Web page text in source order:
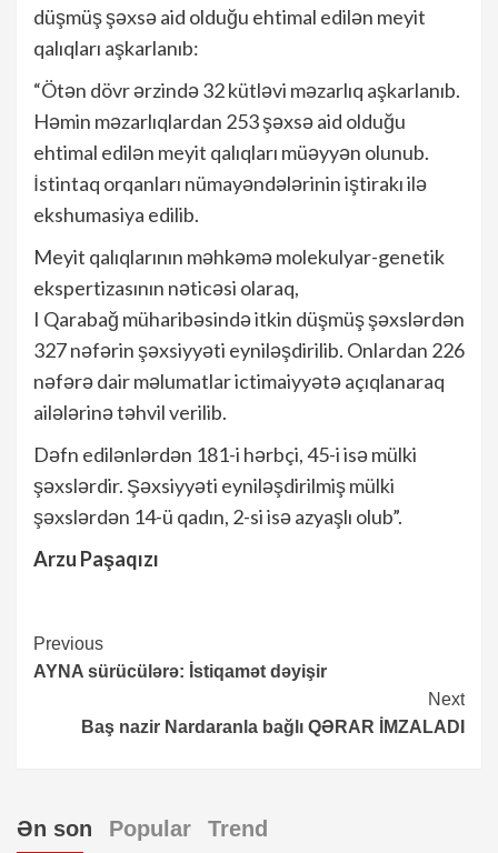
düşmüş şəxsə aid olduğu ehtimal edilən meyit
qalıqları aşkarlanıb:
“Ötən dövr ərzində 32 kütləvi məzarlıq aşkarlanıb.
Həmin məzarlıqlardan 253 şəxsə aid olduğu
ehtimal edilən meyit qalıqları müəyyən olunub.
İstintaq orqanları nümayəndələrinin iştirakı ilə
ekshumasiya edilib.
Meyit qalıqlarının məhkəmə molekulyar-genetik
ekspertizasının nəticəsi olaraq,
I Qarabağ müharibəsində itkin düşmüş şəxslərdən
327 nəfərin şəxsiyyəti eyniləşdirilib. Onlardan 226
nəfərə dair məlumatlar ictimaiyyətə açıqlanaraq
ailələrinə təhvil verilib.
Dəfn edilənlərdən 181-i hərbçi, 45-i isə mülki
şəxslərdir. Şəxsiyyəti eyniləşdirilmiş mülki
şəxslərdən 14-ü qadın, 2-si isə azyaşlı olub”.
Arzu Paşaqızı
Continue
Reading
Previous
AYNA sürücülərə: İstiqamət dəyişir
Next
Baş nazir Nardaranla bağlı QƏRAR İMZALADI
Ən son Popular Trend